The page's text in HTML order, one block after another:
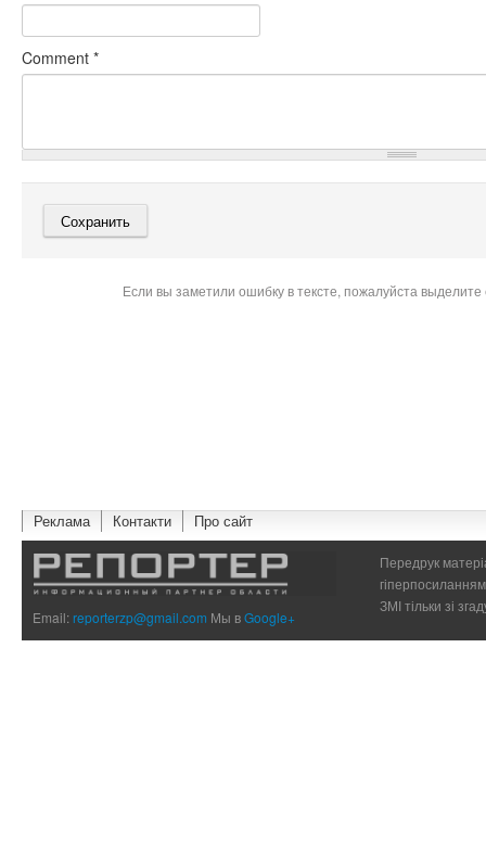
Comment *
Если вы заметили ошибку в тексте, пожалуйста
Реклама Контакти Про сайт
Email:reporterzp@gmail.com Мы вGoogle+
Передрук
ЗМІ тільки зі